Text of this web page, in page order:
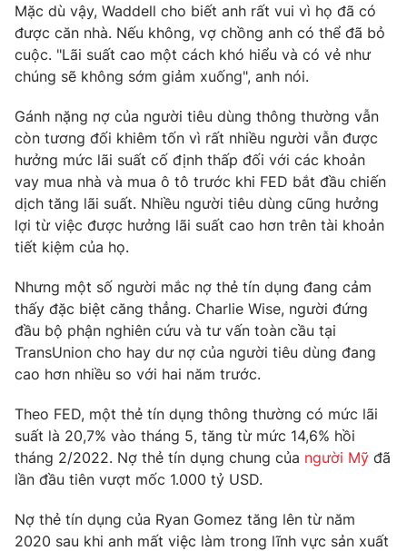
cấp ngày 29/12/2023
Tổng Biên tập:Vũ Thanh Thủy
Phó Tổng Biên tập:Nguyễn Thị Mỹ Hạnh, Phạm Quốc Thắng,
Nguyễn Trọng Ninh
Ðiện thoại Thời báo VTV:024.66 897 897
Email:toasoan@vtv.vn
Liên hệ quảng cáo:024-7300.7108
® Cấm sao chép dưới mọi hình thức nếu không có sự chấp
thuận bằng văn bản. Ghi rõ nguồn VTV.vn khi phát hành lại
thông tin từ website này.
Mặc dù vậy, Waddell cho biết anh rất vui vì họ đã có
được căn nhà. Nếu không, vợ chồng anh có thể đã bỏ
cuộc. "Lãi suất cao một cách khó hiểu và có vẻ như
chúng sẽ không sớm giảm xuống", anh nói.
Gánh nặng nợ của người tiêu dùng thông thường vẫn
còn tương đối khiêm tốn vì rất nhiều người vẫn được
hưởng mức lãi suất cố định thấp đối với các khoản
vay mua nhà và mua ô tô trước khi FED bắt đầu chiến
dịch tăng lãi suất. Nhiều người tiêu dùng cũng hưởng
lợi từ việc được hưởng lãi suất cao hơn trên tài khoản
tiết kiệm của họ.
Nhưng một số người mắc nợ thẻ tín dụng đang cảm
thấy đặc biệt căng thẳng. Charlie Wise, người đứng
đầu bộ phận nghiên cứu và tư vấn toàn cầu tại
TransUnion cho hay dư nợ của người tiêu dùng đang
cao hơn nhiều so với hai năm trước.
Theo FED, một thẻ tín dụng thông thường có mức lãi
suất là 20,7% vào tháng 5, tăng từ mức 14,6% hồi
tháng 2/2022. Nợ thẻ tín dụng chung của người Mỹ đã
lần đầu tiên vượt mốc 1.000 tỷ USD.
Nợ thẻ tín dụng của Ryan Gomez tăng lên từ năm
2020 sau khi anh mất việc làm trong lĩnh vực sản xuất